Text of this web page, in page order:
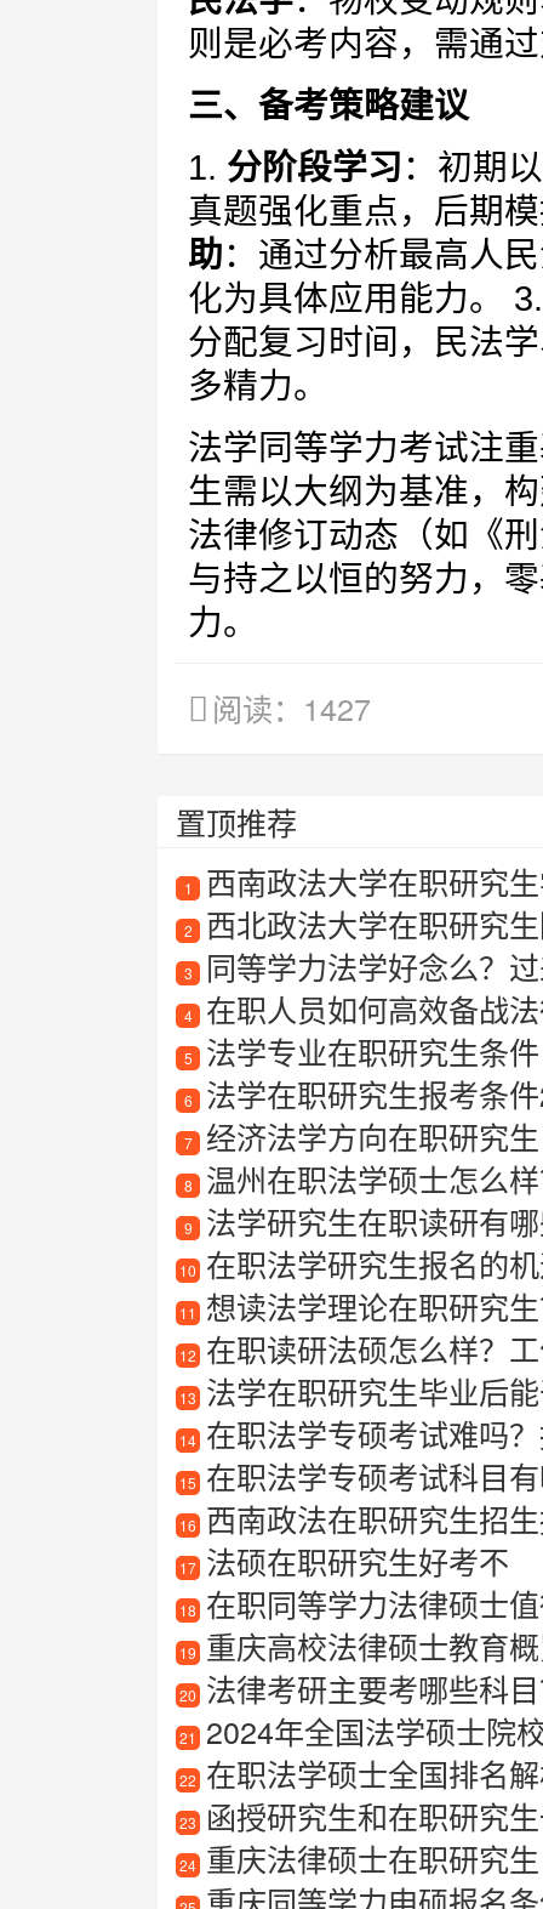
则是必考内容，需通
三、备考策略建议
1. 分阶段学习 ：初期
真题强化重点，后期
助：通过分析最高人
化为具体应用能力。
分配复习时间，民法
多精力。
法学同等学力考试注
生需以大纲为基准，
法律修订动态（如《
与持之以恒的努力，
力。
阅读：1427
置顶推荐
1 西南政法大学在职研究
2 西北政法大学在职研究
3 同等学力法学好念么？
4 在职人员如何高效备战法律
5 法学专业在职研究生条件
6 法学在职研究生报考条
7 经济法学方向在职研究生
8 温州在职法学硕士怎么
9 法学研究生在职读研有哪些优
10 在职法学研究生报名的
11 想读法学理论在职研究生
12 在职读研法硕怎么样？
13 法学在职研究生毕业后
14 在职法学专硕考试难吗
15 在职法学专硕考试科目
16 西南政法在职研究生招
17 法硕在职研究生好考不
18 在职同等学力法律硕士值
19 重庆高校法律硕士教育
20 法律考研主要考哪些科
21 2024年全国法学硕士院校最
22 在职法学硕士全国排名
23 函授研究生和在职研究
24 重庆法律硕士在职研究生